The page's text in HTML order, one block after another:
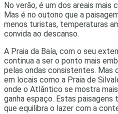
No verão, é um dos areais mais
Mas é no outono que a
menos turistas, temperaturas
convida ao descanso.
A Praia da Baía, com o seu
continua a ser o ponto mais
pelas ondas consistentes. Mas
em locais como a Praia de
onde o Atlântico se mostra
ganha espaço. Estas paisagens
que equilibra o lazer com a